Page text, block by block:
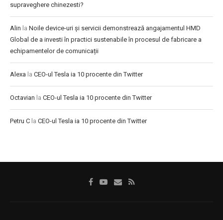
supraveghere chinezesti?
Alin la Noile device-uri și servicii demonstrează angajamentul HMD
Global de a investi în practici sustenabile în procesul de fabricare a
echipamentelor de comunicații
Alexa la CEO-ul Tesla ia 10 procente din Twitter
Octavian la CEO-ul Tesla ia 10 procente din Twitter
Petru C la CEO-ul Tesla ia 10 procente din Twitter